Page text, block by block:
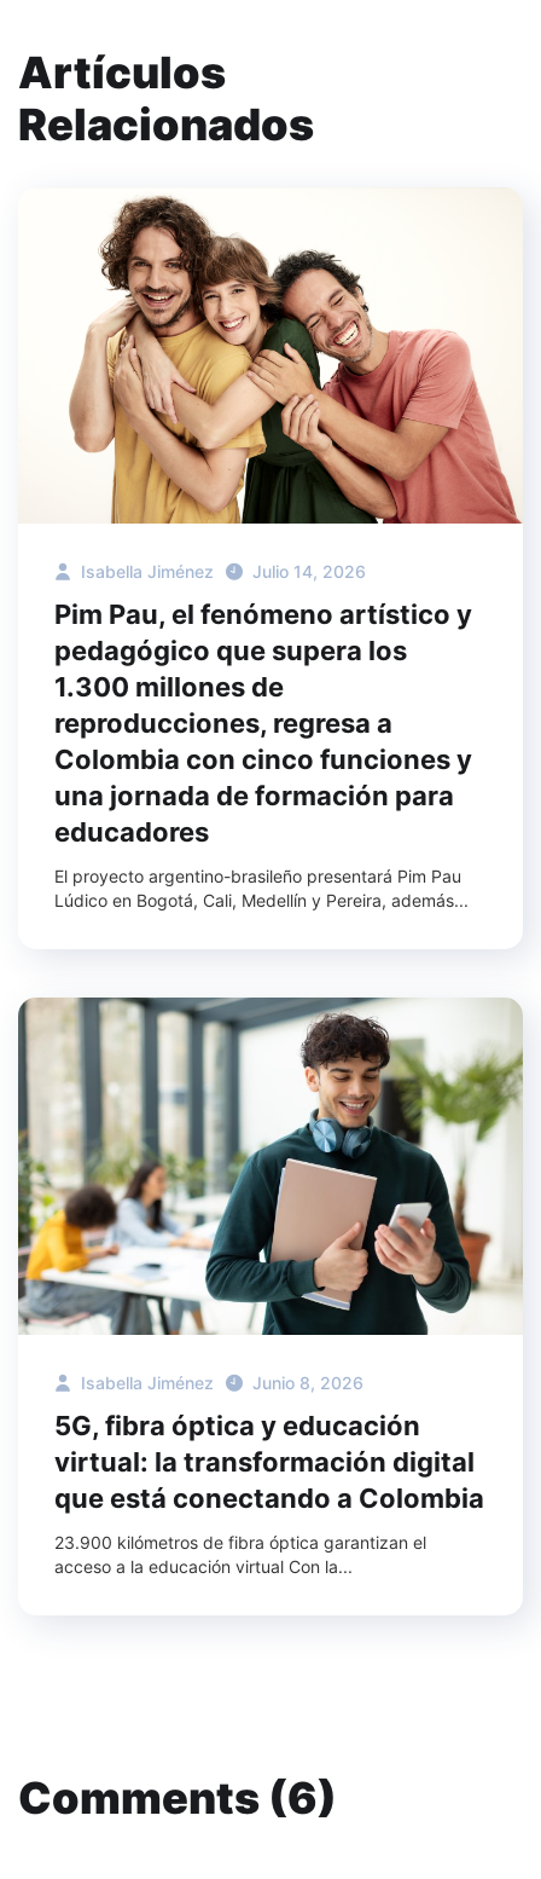
Artículos
Relacionados
Isabella Jiménez Julio 14, 2026
Pim Pau, el fenómeno artístico y
pedagógico que supera los
1.300 millones de
reproducciones, regresa a
Colombia con cinco funciones y
una jornada de formación para
educadores
El proyecto argentino-brasileño presentará Pim Pau
Lúdico en Bogotá, Cali, Medellín y Pereira, además...
Isabella Jiménez Junio 8, 2026
5G, fibra óptica y educación
virtual: la transformación digital
que está conectando a Colombia
23.900 kilómetros de fibra óptica garantizan el
acceso a la educación virtual Con la...
Comments (6)